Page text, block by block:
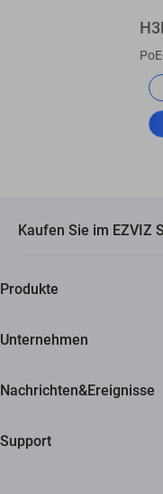
Kaufen Sie im EZVIZ
30 Tage Geld-
Produkte
Unternehmen
Bezugsquellen
Nachrichten&Ereignisse
Support